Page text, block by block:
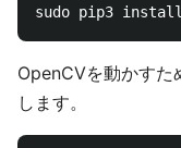
OpenCVを動かすた
します。